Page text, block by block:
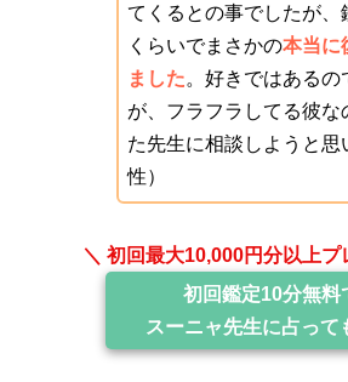
てくるとの事でしたが、
くらいでまさかの本当に
ました。好きではあるの
が、フラフラしてる彼な
た先生に相談しようと
性）
＼ 初回最大10,000円分以上プ
初回鑑定10分無料
スーニャ先生に占って